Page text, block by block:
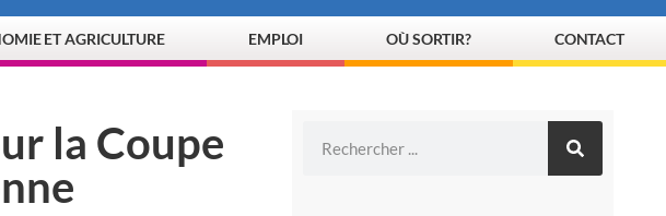
ET AGRICULTURE EMPLOI OÙ SORTIR? CONTACT
la Coupe